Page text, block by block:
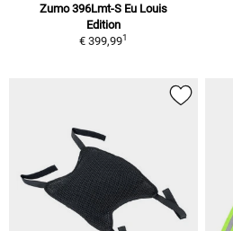
Zumo 396Lmt-S Eu Louis
Edition
€ 399,991